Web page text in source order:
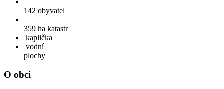
142 obyvatel
359 ha katastr
kaplička
vodní
plochy
O obci